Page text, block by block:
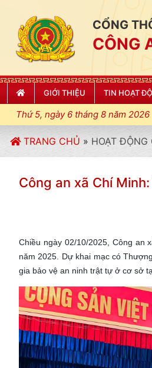
CỔNG
CÔNG
GIỚI THIỆU TIN HOẠT
Thứ 5, ngày 6 tháng 8 năm 2026
KỶ LUẬT, KỶ CƯƠNG, ĐIỀU LỆNH;
TRANG CHỦ » HOẠT ĐỘNG
Công an xã Chí
Chiều ngày 02/10/2025, Công an
năm 2025. Dự khai mạc có
gia bảo vệ an ninh trật tự ở cơ sở